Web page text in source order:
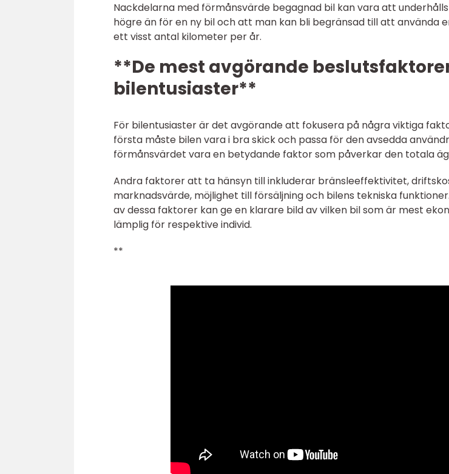
Nackdelarna med förmånsvärde begagnad bil kan vara att
högre än för en ny bil och att man kan bli begränsad till att använda
ett visst antal kilometer per år.
**De mest avgörande
bilentusiaster**
För bilentusiaster är det avgörande att fokusera på några viktiga
första måste bilen vara i bra skick och passa för den avsedda
förmånsvärdet vara en betydande faktor som påverkar den totala
Andra faktorer att ta hänsyn till inkluderar bränsleeffektivitet,
marknadsvärde, möjlighet till försäljning och bilens tekniska
av dessa faktorer kan ge en klarare bild av vilken bil som är mest
lämplig för respektive individ.
**